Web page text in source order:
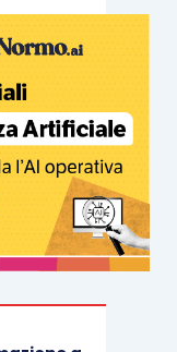
norma
che il
gestione del
questa, non
dovuta.
di lavoro
preclusa la
Se